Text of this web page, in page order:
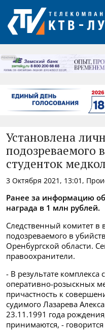
РЕКЛАМА
Установлена
подозреваемого
студенток
3 Октября 2021, 13:01,
Ранее за информацию
награда в 1 млн рублей.
Следственный комитет в
подозреваемого в
Оренбургской области.
правоохранители.
- В результате
оперативно-розыскных
причастность к
судимого Лазарева
23.11.1991 года
принимаются, -